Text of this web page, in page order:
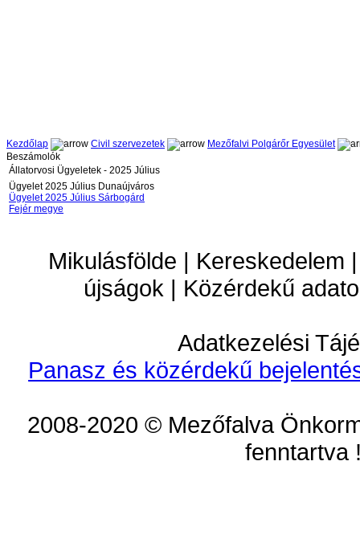
Kezdőlap Civil szervezetek
Mezőfalvi Polgárőr Egyesület
Beszámolók
Állatorvosi Ügyeletek - 2025 Július
Ügyelet 2025 Július Dunaújváros
Ügyelet 2025 Július Sárbogárd
Fejér megye
Mikulásfölde | Kereskedelem
újságok | Közérdekű
Adatkezelési
Panasz és közérdekű
2008-2020 © Mezőfalva
fenntartva